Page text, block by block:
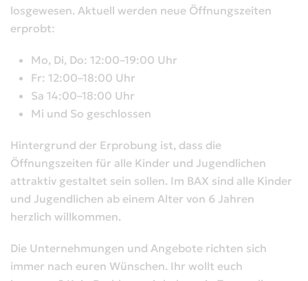
losgewesen. Aktuell werden neue Öffnungszeiten
erprobt:
Mo, Di, Do: 12:00–19:00 Uhr
Fr: 12:00–18:00 Uhr
Sa 14:00–18:00 Uhr
Mi und So geschlossen
Hintergrund der Erprobung ist, dass die
Öffnungszeiten für alle Kinder und Jugendlichen
attraktiv gestaltet sein sollen. Im BAX sind alle Kinder
und Jugendlichen ab einem Alter von 6 Jahren
herzlich willkommen.
Die Unternehmungen und Angebote richten sich
immer nach euren Wünschen. Ihr wollt euch